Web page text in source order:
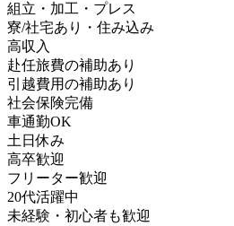
組立・加工・プレス
寮/社宅あり・住み込み
高収入
赴任旅費の補助あり
引越費用の補助あり
社会保険完備
車通勤OK
土日休み
高卒歓迎
フリーター歓迎
20代活躍中
未経験・初心者も歓迎